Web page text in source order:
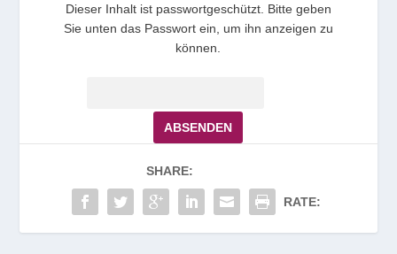
Dieser Inhalt ist passwortgeschützt. Bitte geben
Sie unten das Passwort ein, um ihn anzeigen zu
können.
SHARE:
RATE: